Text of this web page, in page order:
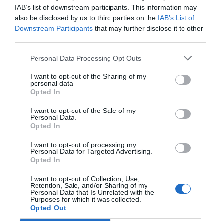
IAB’s list of downstream participants. This information may
also be disclosed by us to third parties on the IAB’s List of
Downstream Participants that may further disclose it to other
Personal Data Processing Opt Outs
I want to opt-out of the Sharing of my
personal data.
Opted In
I want to opt-out of the Sale of my
Personal Data.
Opted In
I want to opt-out of processing my
Personal Data for Targeted Advertising.
Opted In
I want to opt-out of Collection, Use,
Retention, Sale, and/or Sharing of my
Personal Data that Is Unrelated with the
Purposes for which it was collected.
Opted Out
Αφού ταχυδρόμησε τις επιστολές στον Καναδά,
πήγε με αυτοκίνητο στις ΗΠΑ αλλά συνελήφθη
από συνοριοφύλακες όταν στην κατοχή της
βρέθηκαν ένα γεμάτο όπλο και πολλά
πυρομαχικά. Τέθηκε υπό κράτηση και παρέμεινε
προφυλακισμένη καθ’ όλη τη διάρκεια της
διαδικασίας.
Netflix: Τα γαλλικά του
Δημητρακόπουλου στη
σειρά «Emily in Paris»
(Βίντεο)
Κύπελλο Ελλάδας:
Μυθική εμφάνιση
των «ερυθρόλευκων»